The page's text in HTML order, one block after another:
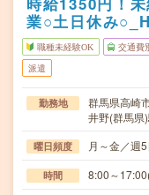
業○土日休み
職種未経験OK 交通費
派遣
勤務地
群馬県高崎
井野(群馬県
曜日頻度 月～金／週
時間 8:00～